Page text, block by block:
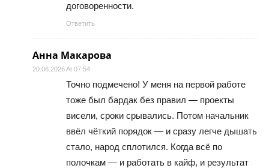
договоренности.
Ответить
Анна Макарова
20.06.2026 At 07:54
Точно подмечено! У меня на первой работе
тоже был бардак без правил — проекты
висели, сроки срывались. Потом начальник
ввёл чёткий порядок — и сразу легче дышать
стало, народ сплотился. Когда всё по
полочкам — и работать в кайф, и результат